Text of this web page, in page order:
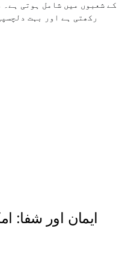
کے شعبوں میں شامل ہوتی ہے۔
رکھتی ہے اور بہت
ایمان اور شفا: